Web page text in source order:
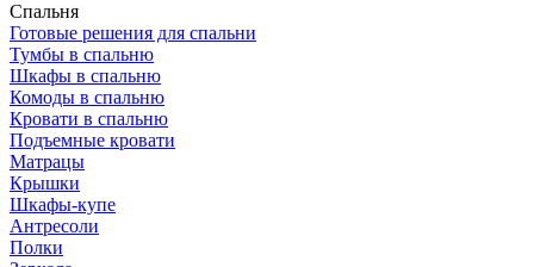
Спальня
Готовые решения для спальни
Тумбы в спальню
Шкафы в спальню
Комоды в спальню
Кровати в спальню
Подъемные кровати
Матрацы
Крышки
Шкафы-купе
Антресоли
Полки